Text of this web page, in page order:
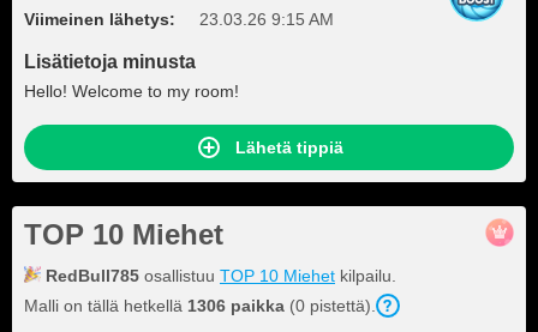
Viimeinen lähetys: 23.03.26 9:15 AM
Lisätietoja minusta
Hello! Welcome to my room!
Lähetä tippiä
TOP 10 Miehet
RedBull785 osallistuu TOP 10 Miehet kilpailu.
Malli on tällä hetkellä 1306 paikka (0 pistettä).